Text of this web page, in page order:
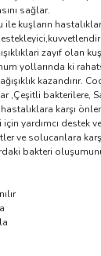
sağlar.
kuşların
zayıf olan
yollarında ki
kazandırır.
,Çeşitli bakterilere,
karşı
yardımcı destek
ve solucanlara
bakteri